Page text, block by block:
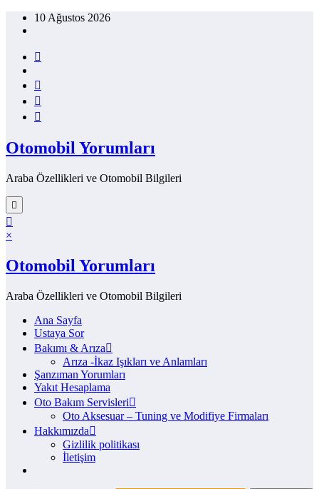
İçeriğe10 Ağustos 2026
Otomobil Yorumları
Araba Özellikleri ve Otomobil Bilgileri
×
Otomobil Yorumları
Araba Özellikleri ve Otomobil Bilgileri
Ana Sayfa
Ustaya Sor
Bakımı & Arıza
Arıza -İkaz Işıkları ve Anlamları
Şanzıman Yorumları
Yakıt Hesaplama
Oto Bakım Servisleri
Oto Aksesuar – Tuning ve Modifiye Firmaları
Hakkımızda
Gizlilik politikası
İletişim